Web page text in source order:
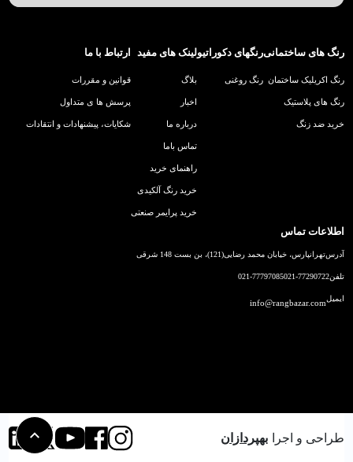
رنگ های ساختمانی
رنگ اکریلیک ساختمان
رنگ های پلاستیک
خرید ضد زنگ
رنگهای دکوراتیو
رنگ روغنی
لینک های مفید
بلاگ
اخبار
درباره ما
تماس باما
راهنمای خرید
خرید رنگ آلکیدی
خرید پرایمر صنعتی
ارتباط با ما
قوانین و مقررات
پرسش ها ی متداول
شکایات، پیشنهادات و انتقادات
اطلاعات تماس
آدرستهرانپارس، خیابان محمد رضایی(121)، بن بست 148 شرقی
تلفن021-77290722
021-77797085
ایمیلinfo@rangbazar.com
طراحی و اجرا بهپردازان